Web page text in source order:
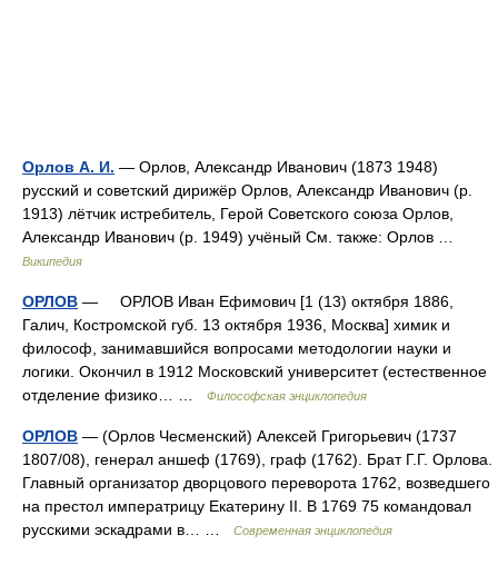
Орлов А. И. — Орлов, Александр Иванович (1873 1948)
русский и советский дирижёр Орлов, Александр Иванович (р.
1913) лётчик истребитель, Герой Советского союза Орлов,
Александр Иванович (р. 1949) учёный См. также: Орлов …
Википедия
ОРЛОВ — ОРЛОВ Иван Ефимович [1 (13) октября 1886,
Галич, Костромской губ. 13 октября 1936, Москва] химик и
философ, занимавшийся вопросами методологии науки и
логики. Окончил в 1912 Московский университет (естественное
отделение физико… …
Философская энциклопедия
ОРЛОВ — (Орлов Чесменский) Алексей Григорьевич (1737
1807/08), генерал аншеф (1769), граф (1762). Брат Г.Г. Орлова.
Главный организатор дворцового переворота 1762, возведшего
на престол императрицу Екатерину II. В 1769 75 командовал
русскими эскадрами в… …
Современная энциклопедия